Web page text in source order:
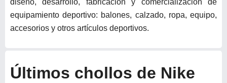
equipamiento deportivo: balones, calzado, ropa, equipo,
accesorios y otros artículos deportivos.
Últimos chollos de Nike